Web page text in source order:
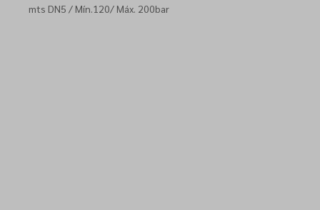
mts DN5 / Mín.120/ Máx. 200bar